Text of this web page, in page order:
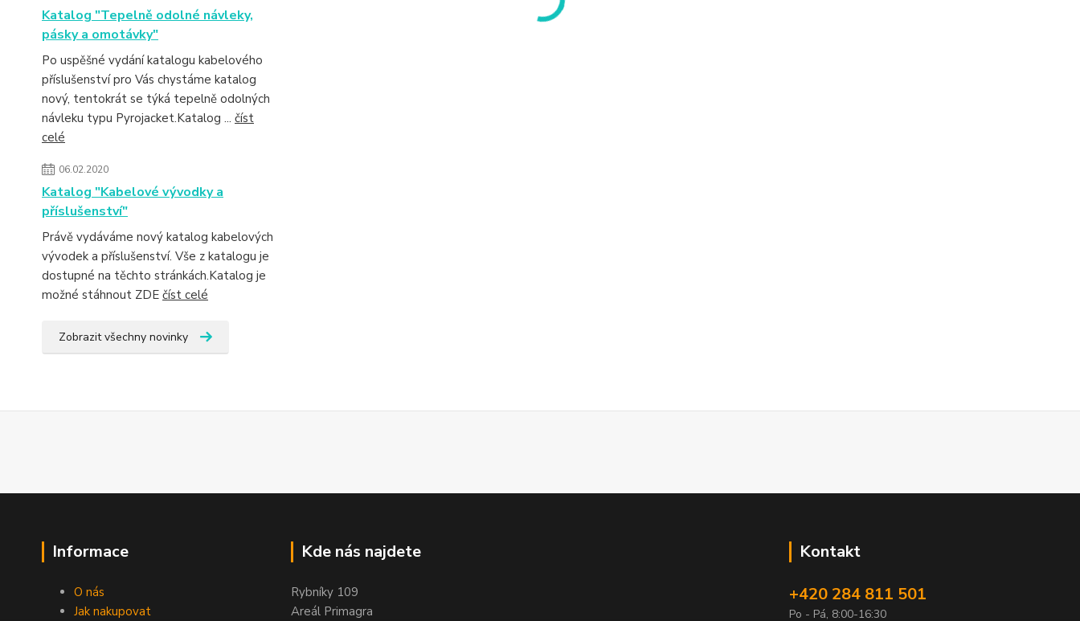
Katalog "Tepelně odolné návleky,
pásky a omotávky"
Po uspěšné vydání katalogu kabelového
příslušenství pro Vás chystáme katalog
nový, tentokrát se týká tepelně odolných
návleku typu Pyrojacket.Katalog ... číst
celé
06.02.2020
Katalog "Kabelové vývodky a
příslušenství"
Právě vydáváme nový katalog kabelových
vývodek a příslušenství. Vše z katalogu je
dostupné na těchto stránkách.Katalog je
možné stáhnout ZDE číst celé
Zobrazit všechny novinky
Informace
O nás
Jak nakupovat
Kde nás najdete
Rybníky 109
Areál Primagra
Kontakt
+420 284 811 501
Po - Pá, 8:00-16:30